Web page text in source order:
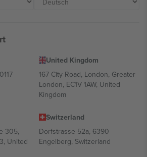
United Kingdom
167 City Road, London, Greater
London, EC1V 1AW, United
Kingdom
305,
United
Switzerland
Dorfstrasse 52a, 6390
Engelberg, Switzerland